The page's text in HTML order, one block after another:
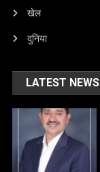
खेल
दुनिया
LATEST NEWS